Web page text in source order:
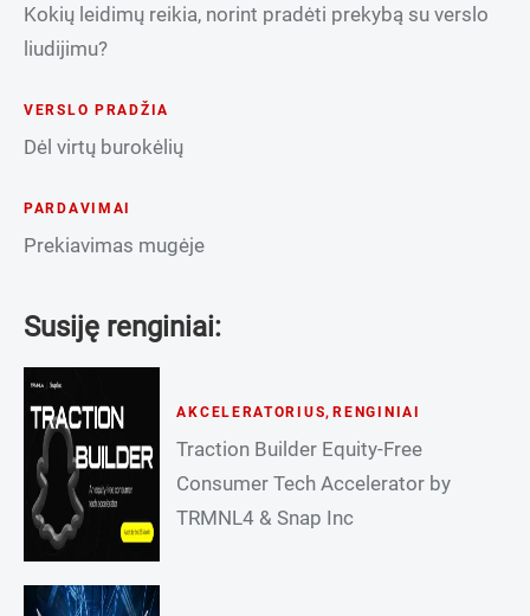
Kokių leidimų reikia, norint pradėti prekybą su verslo
liudijimu?
VERSLO PRADŽIA
Dėl virtų burokėlių
PARDAVIMAI
Prekiavimas mugėje
Susiję renginiai:
AKCELERATORIUS, RENGINIAI
Traction Builder Equity-Free
Consumer Tech Accelerator by
TRMNL4 & Snap Inc